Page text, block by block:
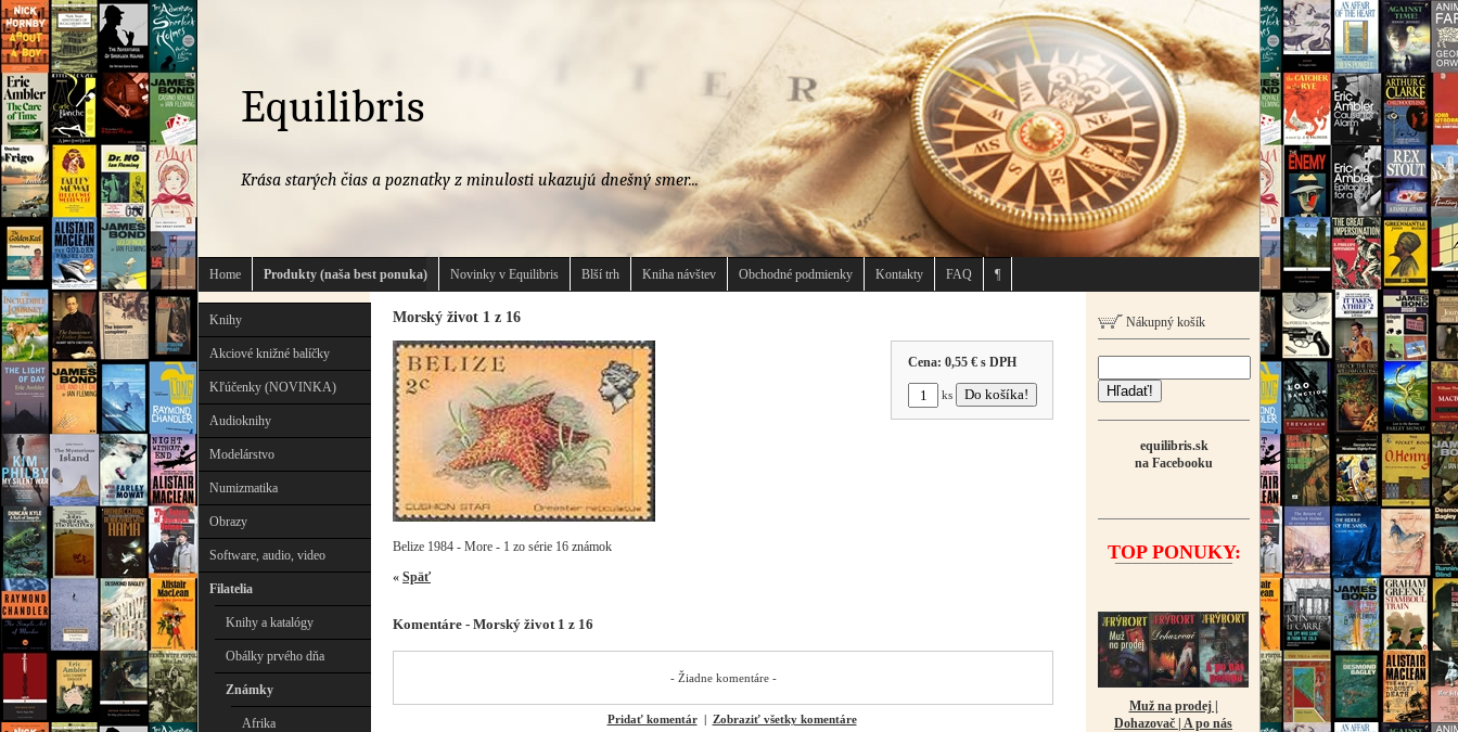
Equilibris
Krása starých čias a poznatky z minulosti ukazujú dnešný smer...
Home Produkty (naša best ponuka) Novinky v Equilibris Blší trh Kniha návštev Obchodné podmienky Kontakty FAQ ¶
Knihy
Akciové knižné balíčky
Kľúčenky (NOVINKA)
Audioknihy
Modelárstvo
Numizmatika
Obrazy
Software, audio, video
Filatelia
Knihy a katalógy
Obálky prvého dňa
Známky
Afrika
Morský život 1 z 16
Cena: 0,55 €s DPH
ks
Belize 1984 - More - 1 zo série 16 známok
« Späť
Komentáre - Morský život 1 z 16
- Žiadne komentáre -
Pridať komentár| Zobraziť všetky komentáre
Nákupný košík
Hľadať!
equilibris.sk
na Facebooku
TOP PONUKY:
Muž na prodej |
Dohazovač | A po nás